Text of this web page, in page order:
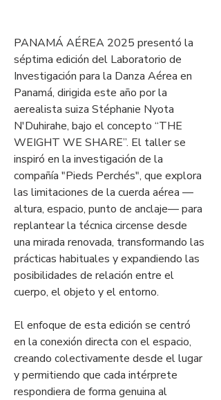
PANAMÁ AÉREA 2025 presentó la
séptima edición del Laboratorio de
Investigación para la Danza Aérea en
Panamá, dirigida este año por la
aerealista suiza Stéphanie Nyota
N'Duhirahe, bajo el concepto “THE
WEIGHT WE SHARE”. El taller se
inspiró en la investigación de la
compañía "Pieds Perchés", que explora
las limitaciones de la cuerda aérea —
altura, espacio, punto de anclaje— para
replantear la técnica circense desde
una mirada renovada, transformando las
prácticas habituales y expandiendo las
posibilidades de relación entre el
cuerpo, el objeto y el entorno.
El enfoque de esta edición se centró
en la conexión directa con el espacio,
creando colectivamente desde el lugar
y permitiendo que cada intérprete
respondiera de forma genuina al